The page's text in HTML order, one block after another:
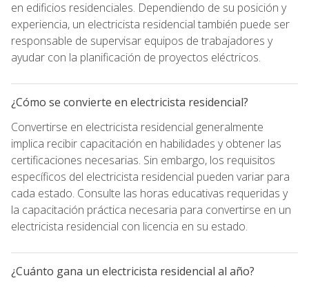
en edificios residenciales. Dependiendo de su posición y
experiencia, un electricista residencial también puede ser
responsable de supervisar equipos de trabajadores y
ayudar con la planificación de proyectos eléctricos.
¿Cómo se convierte en electricista residencial?
Convertirse en electricista residencial generalmente
implica recibir capacitación en habilidades y obtener las
certificaciones necesarias. Sin embargo, los requisitos
específicos del electricista residencial pueden variar para
cada estado. Consulte las horas educativas requeridas y
la capacitación práctica necesaria para convertirse en un
electricista residencial con licencia en su estado.
¿Cuánto gana un electricista residencial al año?